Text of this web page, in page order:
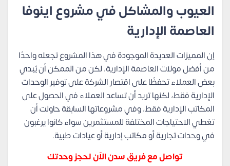
العيوب والمشاكل في مشروع اينوفا
العاصمة الإدارية
إن المميزات العديدة الموجودة في هذا المشروع تجعله واحدًا
من أفضل مولات العاصمة الإدارية، لكن من الممكن أن يُبدي
بعض العملاء تحفظًا على اقتصار الشركة على توفير الوحدات
الإدارية فقط، لكنها تريد أن تساعد العملاء في الحصول على
المكاتب الإدارية فقط، وفي مشروعاتها السابقة حاولت أن
تغطي الاحتياجات المختلفة للمستثمرين سواء كانوا يرغبون
في وحدات تجارية أو مكاتب إدارية أو عيادات طبية.
تواصل مع فريق سدن الآن لحجز وحدتك